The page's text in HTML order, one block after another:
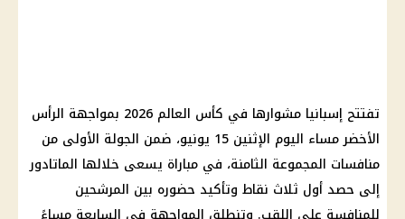
تفتتح إسبانيا مشوارها في كأس العالم 2026 بمواجهة الرأس
الأخضر مساء اليوم الإثنين 15 يونيو، ضمن الجولة الأولى من
منافسات المجموعة الثامنة، في مباراة يسعى خلالها الماتادور
إلى حصد أول ثلاث نقاط وتأكيد حضوره بين المرشحين